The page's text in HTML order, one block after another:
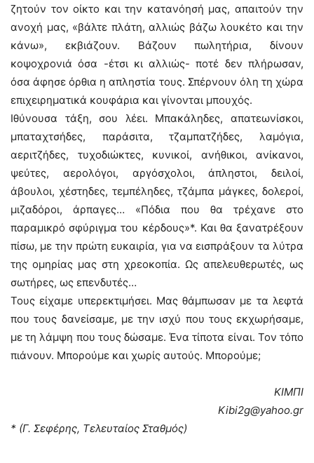
ζητούν τον οίκτο και την κατανόησή μας, απαιτούν την
ανοχή μας, «βάλτε πλάτη, αλλιώς βάζω λουκέτο και την
κάνω», εκβιάζουν. Βάζουν πωλητήρια, δίνουν
κοψοχρονιά όσα -έτσι κι αλλιώς- ποτέ δεν πλήρωσαν,
όσα άφησε όρθια η απληστία τους. Σπέρνουν όλη τη χώρα
επιχειρηματικά κουφάρια και γίνονται μπουχός.
Ιθύνουσα τάξη, σου λέει. Μπακάληδες, απατεωνίσκοι,
μπαταχτσήδες, παράσιτα, τζαμπατζήδες, λαμόγια,
αεριτζήδες, τυχοδιώκτες, κυνικοί, ανήθικοι, ανίκανοι,
ψεύτες, αερολόγοι, αργόσχολοι, άπληστοι, δειλοί,
άβουλοι, χέστηδες, τεμπέληδες, τζάμπα μάγκες, δολεροί,
μιζαδόροι, άρπαγες… «Πόδια που θα τρέχανε στο
παραμικρό σφύριγμα του κέρδους»*. Και θα ξανατρέξουν
πίσω, με την πρώτη ευκαιρία, για να εισπράξουν τα λύτρα
της ομηρίας μας στη χρεοκοπία. Ως απελευθερωτές, ως
σωτήρες, ως επενδυτές…
Τους είχαμε υπερεκτιμήσει. Μας θάμπωσαν με τα λεφτά
που τους δανείσαμε, με την ισχύ που τους εκχωρήσαμε,
με τη λάμψη που τους δώσαμε. Ένα τίποτα είναι. Τον τόπο
πιάνουν. Μπορούμε και χωρίς αυτούς. Μπορούμε;
ΚΙΜΠΙ
Kibi2g@yahoo.gr
* (Γ. Σεφέρης, Τελευταίος Σταθμός)